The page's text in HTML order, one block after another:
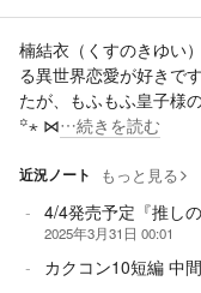
楠結衣（くすのきゆい
る異世界恋愛が好きで
たが、もふもふ皇子様
꙳⋆ ⋈…続きを読む
近況ノート もっと見る
4/4発売予定『推し
2025年3月31日 00:01
カクコン10短編 中